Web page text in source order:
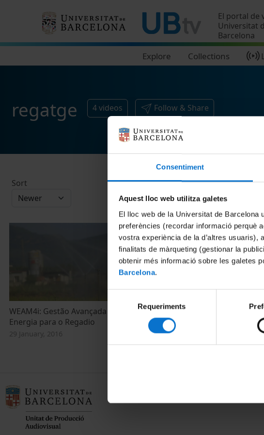
Consentiment
Aquest lloc web utilitza galetes
El lloc web de la Universitat de
preferències (recordar informació perquè
vostra experiència de la d’altres
finalitats de màrqueting (gestionar la
obtenir més informació sobre les galetes
Barcelona.
consentiment
Requeriments
El portal de
Universitat
Barcelona
Explore Collections
regatge 4videos Follow & Share
Sort
WEAM4i: Gestão Avançada de Água e a
Energia para o Regadio
29 January, 2016
WEAM4i: Water & Energy
Management for
21 January, 2016